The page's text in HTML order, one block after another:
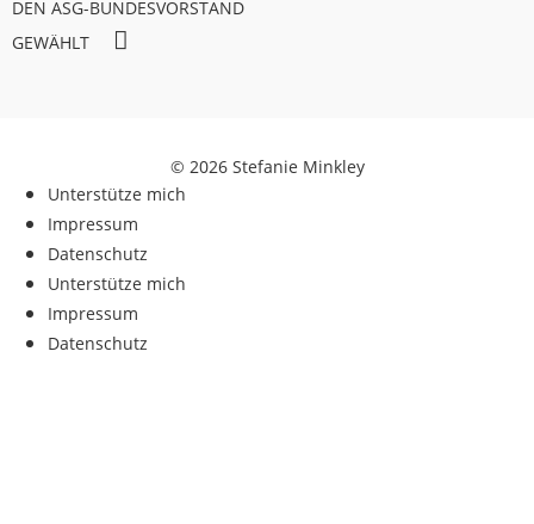
DEN ASG-BUNDESVORSTAND
GEWÄHLT
© 2026 Stefanie Minkley
Unterstütze mich
Impressum
Datenschutz
Unterstütze mich
Impressum
Datenschutz